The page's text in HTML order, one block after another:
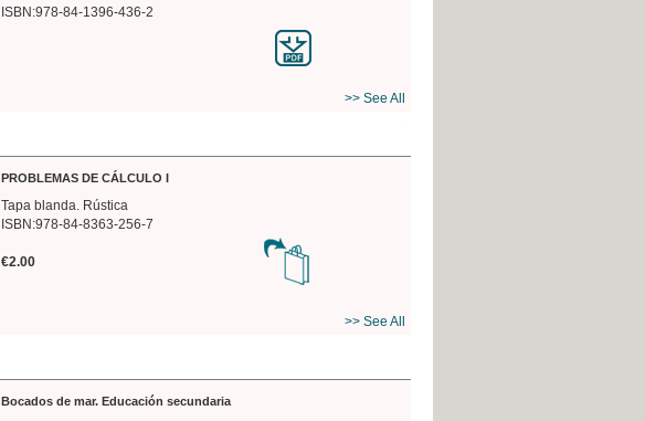
ISBN:978-84-1396-436-2
>> See All
PROBLEMAS DE CÁLCULO I
Tapa blanda. Rústica
ISBN:978-84-8363-256-7
€2.00
>> See All
Bocados de mar. Educación secundaria